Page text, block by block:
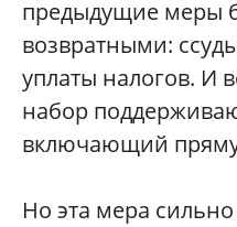
предыдущие меры
возвратными:
уплаты налогов. И
набор
включающий
Но эта мера